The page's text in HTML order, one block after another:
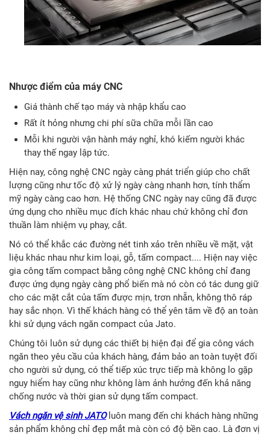
Nhược điểm của máy CNC
Giá thành chế tạo máy và nhập khẩu cao
Rất ít hỏng nhưng chi phí sữa chữa mỗi lần cao
Mỗi khi người vận hành máy nghỉ, khó kiếm người khác
thay thế ngay lập tức.
Hiện nay, công nghệ CNC ngày càng phát triển giúp cho chất
lượng cũng như tốc độ xử lý ngày càng nhanh hơn, tính thẩm
mỹ ngày càng cao hơn. Hệ thống CNC ngày nay cũng đã được
ứng dụng cho nhiều mục đích khác nhau chứ không chỉ đơn
thuần làm nhiệm vụ phay, cắt.
Nó có thể khắc các đường nét tinh xảo trên nhiều về mặt, vật
liệu khác nhau như kim loại, gỗ, tấm compact.... Hiện nay việc
gia công tấm compact bằng công nghệ CNC không chỉ đang
được ứng dụng ngày càng phổ biến mà nó còn có tác dung giữ
cho các mặt cắt của tấm được mịn, trơn nhẵn, không thô ráp
hay sắc nhọn. Vì thế khách hàng có thể yên tâm về độ an toàn
khi sử dụng vách ngăn compact của Jato.
Chúng tôi luôn sử dụng các thiết bị hiện đại để gia công vách
ngăn theo yêu cầu của khách hàng, đảm bảo an toàn tuyệt đối
cho người sử dụng, có thể tiếp xúc trực tiếp mà không lo gặp
nguy hiểm hay cũng như không làm ảnh hưởng đến khả năng
chống nước và thời gian sử dụng tấm compact.
Vách ngăn vệ sinh JATOluôn mang đến chi khách hàng những
sản phẩm không chỉ đẹp mắt mà còn có độ bền cao. Là đơn vị